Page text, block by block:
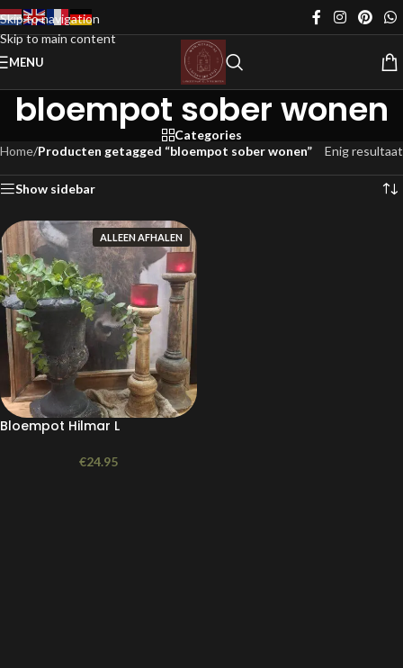
Skip to navigation
Skip to main content
MENU
bloempot sober wonen
Categories
Home/Producten getagged “bloempot sober wonen” Enig resultaat
Show sidebar
ALLEEN AFHALEN
Bloempot Hilmar L
€24.95